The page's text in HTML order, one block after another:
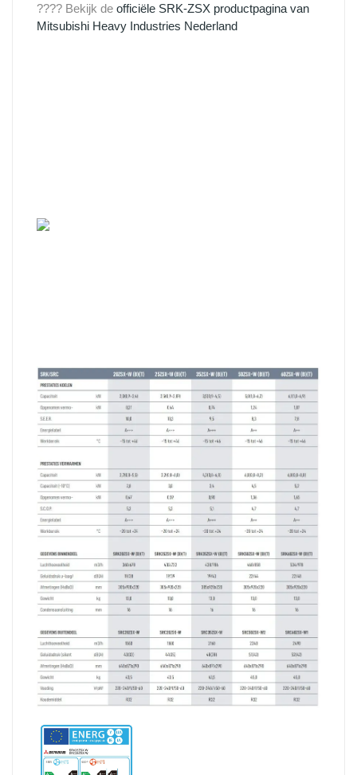
???? Bekijk de officiële SRK-ZSX productpagina van
Mitsubishi Heavy Industries Nederland